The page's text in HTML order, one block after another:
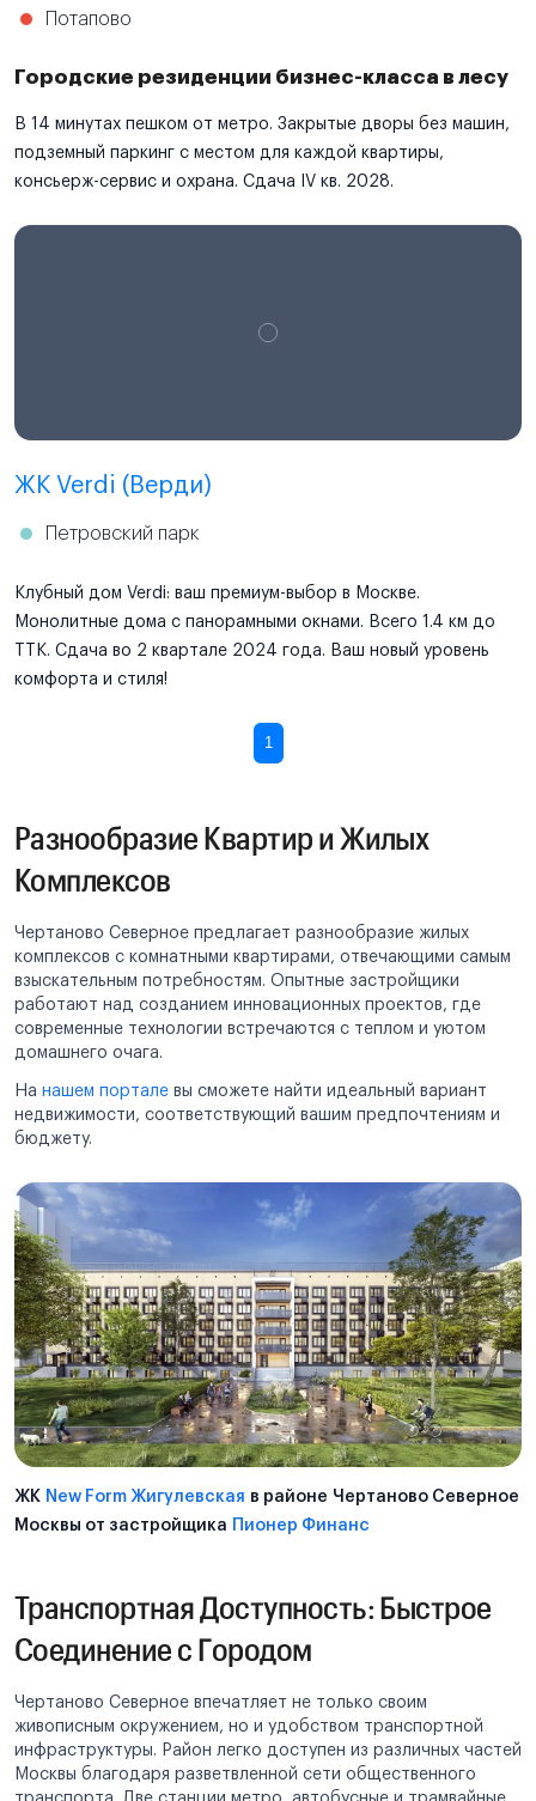
Потапово
Городские резиденции бизнес-класса в лесу
В 14 минутах пешком от метро. Закрытые дворы без машин,
подземный паркинг с местом для каждой квартиры,
консьерж-сервис и охрана. Сдача IV кв. 2028.
ЖК Verdi (Верди)
Петровский парк
Клубный дом Verdi: ваш премиум-выбор в Москве.
Монолитные дома с панорамными окнами. Всего 1.4 км до
ТТК. Сдача во 2 квартале 2024 года. Ваш новый уровень
комфорта и стиля!
1
Разнообразие Квартир и Жилых
Комплексов
Чертаново Северное предлагает разнообразие жилых
комплексов с комнатными квартирами, отвечающими самым
взыскательным потребностям. Опытные застройщики
работают над созданием инновационных проектов, где
современные технологии встречаются с теплом и уютом
домашнего очага.
На нашем портале вы сможете найти идеальный вариант
недвижимости, соответствующий вашим предпочтениям и
бюджету.
ЖК New Form Жигулевская в районе Чертаново Северное
Москвы от застройщика
Пионер Финанс
Транспортная Доступность: Быстрое
Соединение с Городом
Чертаново Северное впечатляет не только своим
живописным окружением, но и удобством транспортной
инфраструктуры. Район легко доступен из различных частей
Москвы благодаря разветвленной сети общественного